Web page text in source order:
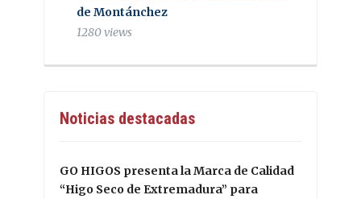
de Montánchez
1280 views
Noticias destacadas
GO HIGOS presenta la Marca de Calidad
“Higo Seco de Extremadura” para